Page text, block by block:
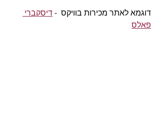
דוגמא לאתר מכירות בוויקס  - דיסקברי
פאלס